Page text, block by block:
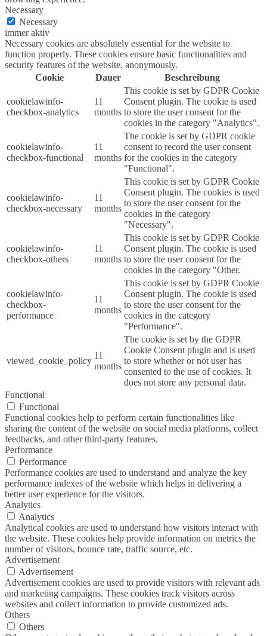
Necessary
Necessary
immer aktiv
Necessary cookies are absolutely essential for the website to
function properly. These cookies ensure basic functionalities and
security features of the website, anonymously.
Cookie
Dauer Beschreibung
cookielawinfo-
checkbox-analytics
11
months
This cookie is set by GDPR Cookie
Consent plugin. The cookie is used
to store the user consent for the
cookies in the category "Analytics".
cookielawinfo-
checkbox-functional
11
months
The cookie is set by GDPR cookie
consent to record the user consent
for the cookies in the category
"Functional".
cookielawinfo-
checkbox-necessary
11
months
This cookie is set by GDPR Cookie
Consent plugin. The cookies is used
to store the user consent for the
cookies in the category
"Necessary".
cookielawinfo-
checkbox-others
11
months
This cookie is set by GDPR Cookie
Consent plugin. The cookie is used
to store the user consent for the
cookies in the category "Other.
cookielawinfo-
checkbox-
performance
11
months
This cookie is set by GDPR Cookie
Consent plugin. The cookie is used
to store the user consent for the
cookies in the category
"Performance".
viewed_cookie_policy
11
months
The cookie is set by the GDPR
Cookie Consent plugin and is used
to store whether or not user has
consented to the use of cookies. It
does not store any personal data.
Functional
Functional
Functional cookies help to perform certain functionalities like
sharing the content of the website on social media platforms, collect
feedbacks, and other third-party features.
Performance
Performance
Performance cookies are used to understand and analyze the key
performance indexes of the website which helps in delivering a
better user experience for the visitors.
Analytics
Analytics
Analytical cookies are used to understand how visitors interact with
the website. These cookies help provide information on metrics the
number of visitors, bounce rate, traffic source, etc.
Advertisement
Advertisement
Advertisement cookies are used to provide visitors with relevant ads
and marketing campaigns. These cookies track visitors across
websites and collect information to provide customized ads.
Others
Others